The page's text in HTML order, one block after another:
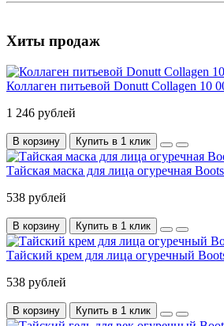
Хиты продаж
Коллаген питьевой Donutt Collagen 10
1 246 рублей
В корзину Купить в 1 клик
Тайская маска для лица огуречная
538 рублей
В корзину Купить в 1 клик
Тайский крем для лица огуречный
538 рублей
В корзину Купить в 1 клик